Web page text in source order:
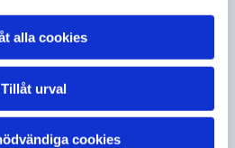
alla cookies
Tillåt urval
cookies
våra medarbetare
som kund skall få en
som möjligt när du